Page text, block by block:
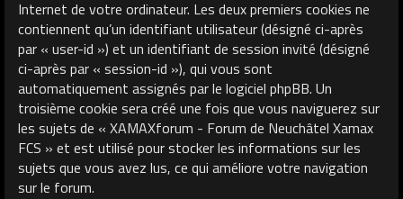
Internet de votre ordinateur. Les deux premiers cookies ne
contiennent qu’un identifiant utilisateur (désigné ci-après
par « user-id ») et un identifiant de session invité (désigné
ci-après par « session-id »), qui vous sont
automatiquement assignés par le logiciel phpBB. Un
troisième cookie sera créé une fois que vous naviguerez sur
les sujets de « XAMAXforum - Forum de Neuchâtel Xamax
FCS » et est utilisé pour stocker les informations sur les
sujets que vous avez lus, ce qui améliore votre navigation
sur le forum.